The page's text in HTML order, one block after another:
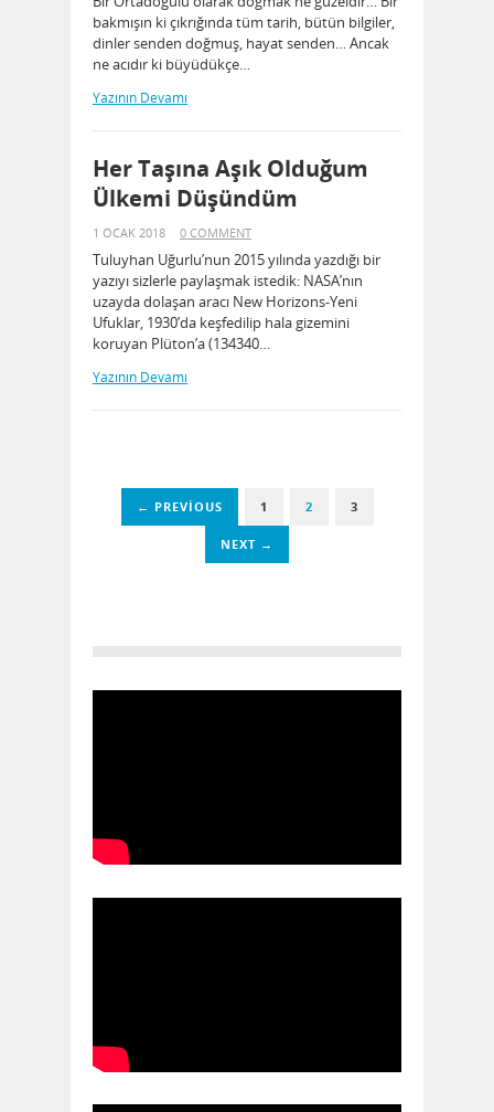
bakmışın ki çıkrığında tüm tarih, bütün bilgiler,
dinler senden doğmuş, hayat senden… Ancak
ne acıdır ki büyüdükçe…
Yazının Devamı
Her Taşına Aşık Olduğum
Ülkemi Düşündüm
1 OCAK 2018 0 COMMENT
Tuluyhan Uğurlu’nun 2015 yılında yazdığı bir
yazıyı sizlerle paylaşmak istedik: NASA’nın
uzayda dolaşan aracı New Horizons-Yeni
Ufuklar, 1930’da keşfedilip hala gizemini
koruyan Plüton’a (134340…
Yazının Devamı
← PREVIOUS 1 2 3
NEXT →